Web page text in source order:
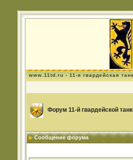
www.11td.ru - 11-я гвардейская
Форум 11-й гвардейской
Сообщение форума